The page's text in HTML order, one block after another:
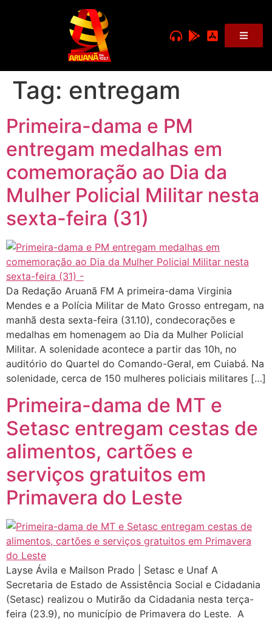
Tag: entregam
Primeira-dama e PM
entregam medalhas em
comemoração ao Dia da
Mulher Policial Militar nesta
sexta-feira (31)
Da Redação Aruanã FM A primeira-dama Virginia
Mendes e a Polícia Militar de Mato Grosso entregam, na
manhã desta sexta-feira (31.10), condecorações e
medalhas em homenagem ao Dia da Mulher Policial
Militar. A solenidade acontece a partir das 10h, no
auditório do Quartel do Comando-Geral, em Cuiabá. Na
solenidade, cerca de 150 mulheres policiais militares […]
Primeira-dama de MT e
Setasc entregam cestas de
alimentos, cartões e
serviços gratuitos em
Primavera do Leste
Layse Ávila e Mailson Prado | Setasc e Unaf A
Secretaria de Estado de Assistência Social e Cidadania
(Setasc) realizou o Mutirão da Cidadania nesta terça-
feira (23.9), no município de Primavera do Leste. A